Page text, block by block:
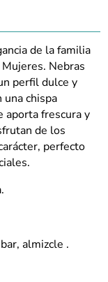
de la familia
Nebras
perfil dulce y
chispa
aporta frescura y
de los
perfecto
almizcle .